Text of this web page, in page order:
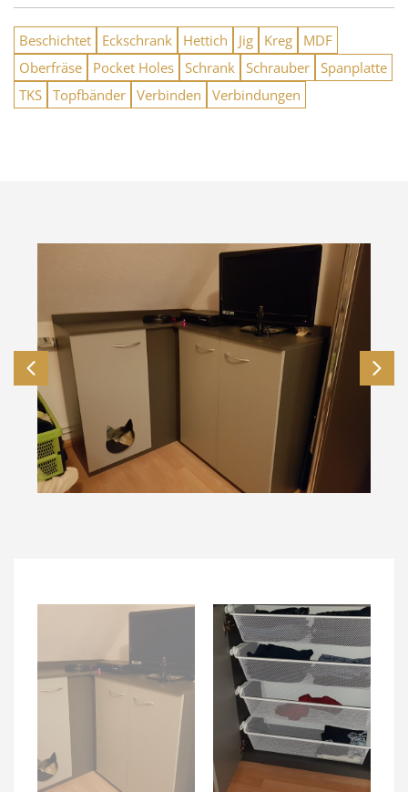
Beschichtet Eckschrank Hettich Jig Kreg
MDF
Oberfräse
Pocket Holes Schrank Schrauber Spanplatte
TKS Topfbänder Verbinden Verbindungen